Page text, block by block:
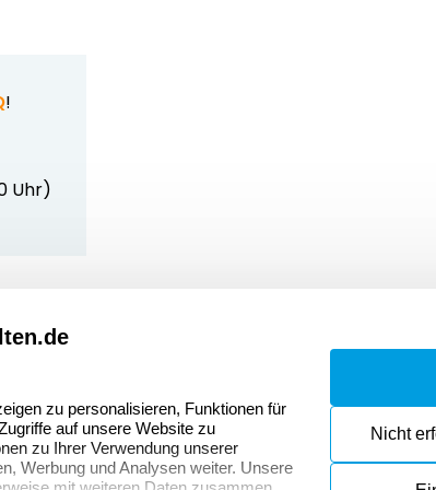
!
Uhr)
Datenschutzerklärung
Widerrufsrecht
zu personalisieren, Funktionen für
auf unsere Website zu
zu Ihrer Verwendung unserer
Werbung und Analysen weiter. Unsere
Nicht